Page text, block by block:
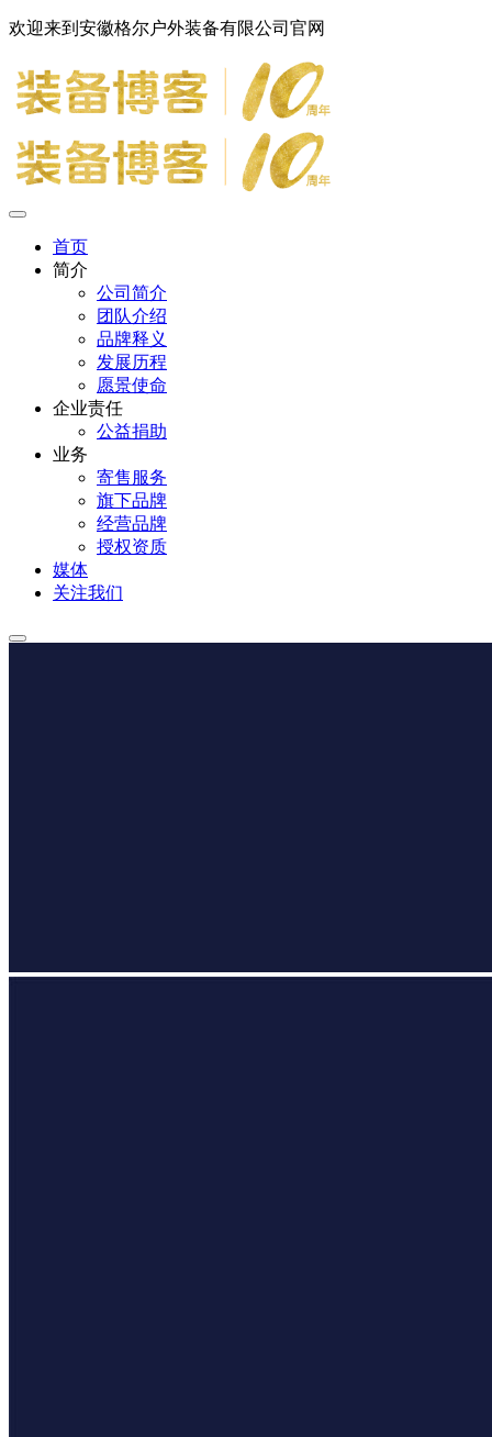
欢迎来到安徽格尔户外装备有限公司官网
首页
简介
公司简介
团队介绍
品牌释义
发展历程
愿景使命
企业责任
公益捐助
业务
寄售服务
旗下品牌
经营品牌
授权资质
媒体
关注我们